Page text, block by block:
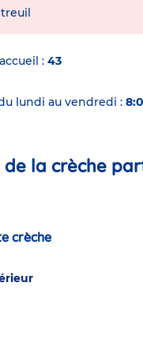
43
lundi au vendredi :
de la crèche
crèche